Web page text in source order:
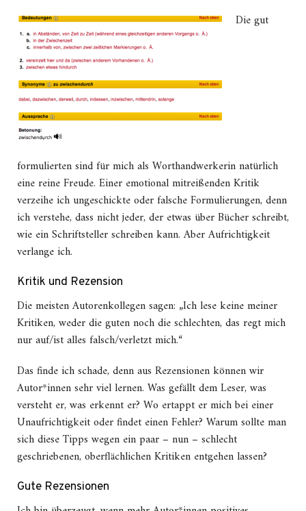
Die gut
formulierten sind für mich als Worthandwerkerin natürlich
eine reine Freude. Einer emotional mitreißenden Kritik
verzeihe ich ungeschickte oder falsche Formulierungen, denn
ich verstehe, dass nicht jeder, der etwas über Bücher schreibt,
wie ein Schriftsteller schreiben kann. Aber Aufrichtigkeit
verlange ich.
Kritik und Rezension
Die meisten Autorenkollegen sagen: „Ich lese keine meiner
Kritiken, weder die guten noch die schlechten, das regt mich
nur auf/ist alles falsch/verletzt mich.“
Das finde ich schade, denn aus Rezensionen können wir
Autor*innen sehr viel lernen. Was gefällt dem Leser, was
versteht er, was erkennt er? Wo ertappt er mich bei einer
Unaufrichtigkeit oder findet einen Fehler? Warum sollte man
sich diese Tipps wegen ein paar – nun – schlecht
geschriebenen, oberflächlichen Kritiken entgehen lassen?
Gute Rezensionen